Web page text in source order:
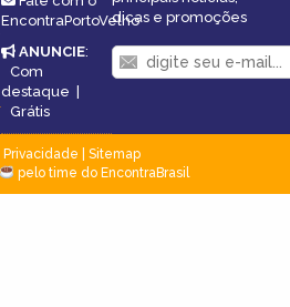
EncontraPortoVelho
ANUNCIE:
Com
destaque |
Grátis
dicas e promoções
Privacidade
Sitemap
pelo time do EncontraBrasil